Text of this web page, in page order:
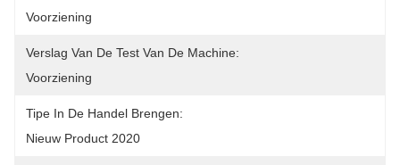
Voorziening
Verslag Van De Test Van De Machine:
Voorziening
Tipe In De Handel Brengen:
Nieuw Product 2020